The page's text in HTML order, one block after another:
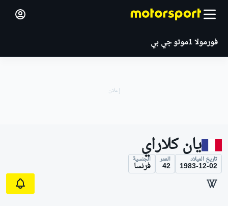
فورمولا 1 موتو جي بي
يان كلاراي
تاريخ الميلاد
1983-12-02
العمر
42
الجنسية
فرنسا